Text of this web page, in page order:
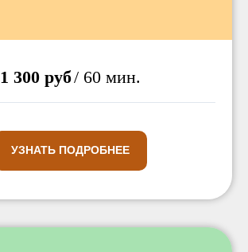
1 300 руб/ 60 мин.
УЗНАТЬ ПОДРОБНЕЕ